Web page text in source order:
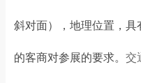
斜对面），地理位置，
的客商对参展的要求。 交